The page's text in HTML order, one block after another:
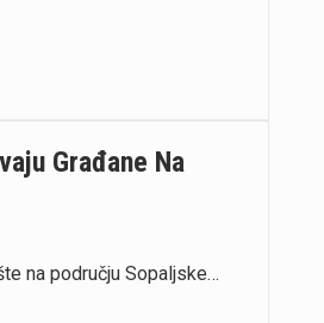
Građane Na
na području Sopaljske…